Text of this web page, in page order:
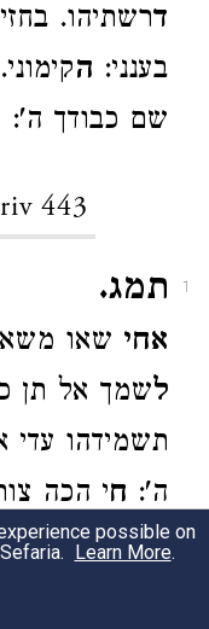
דרשתיהו.
בענני: ה
שם כבודך ה':
443
1 תמג.
אחי שאו
לשמך אל תן
תשמידהו עדי
ה': חי הכה
באזוב.
possible on
Learn More.